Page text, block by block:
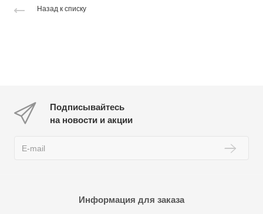
Назад к списку
Подписывайтесь
на новости и акции
Информация для заказа